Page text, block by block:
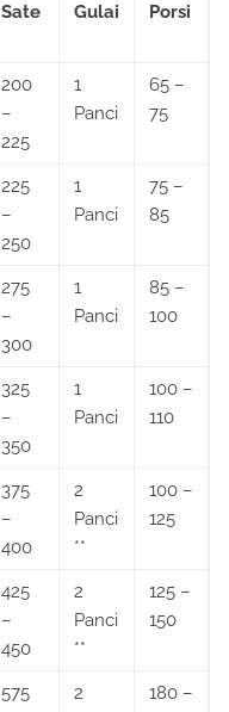
Sate Gulai Porsi
200
–
225
1
Panci
65 –
75
225
–
250
1
Panci
75 –
85
275
–
300
1
Panci
85 –
100
325
–
350
1
Panci
100 –
110
375
–
400
2
Panci
**
100 –
125
425
–
450
2
Panci
**
125 –
150
575
2
180 –